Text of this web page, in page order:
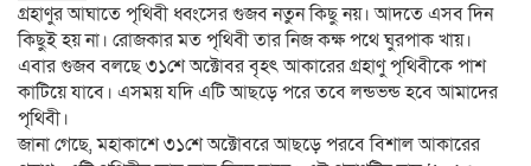
গ্রহাণুর আঘাতে পৃথিবী ধ্বংসের গুজব নতুন কিছু নয়। আদতে এসব দিন
কিছুই হয় না। রোজকার মত পৃথিবী তার নিজ কক্ষ পথে ঘুরপাক খায়।
এবার গুজব বলছে ৩১শে অক্টোবর বৃহৎ আকারের গ্রহাণু পৃথিবীকে পাশ
কাটিয়ে যাবে। এসময় যদি এটি আছড়ে পরে তবে লন্ডভন্ড হবে আমাদের
পৃথিবী।
জানা গেছে, মহাকাশে ৩১শে অক্টোবরে আছড়ে পরবে বিশাল আকারের